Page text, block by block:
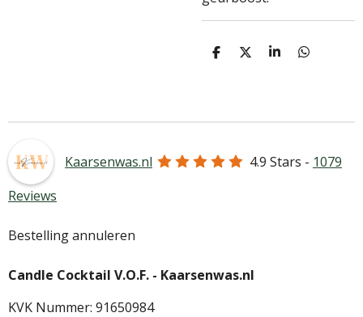
D
D
S
D
Kaarsenwas.nl 4.9 Stars - 1079
Reviews
Bestelling annuleren
Candle Cocktail V.O.F. - Kaarsenwas.nl
KVK Nummer: 91650984